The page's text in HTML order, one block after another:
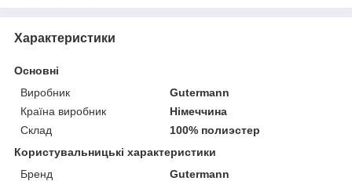
Характеристики
Основні
Виробник
Gutermann
Країна виробник
Німеччина
Склад
100% полиэстер
Користувальницькі характеристики
Бренд
Gutermann